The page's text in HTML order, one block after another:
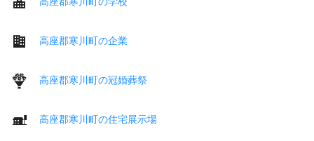
高座郡寒川町の企業
高座郡寒川町の冠婚葬祭
高座郡寒川町の住宅展示場